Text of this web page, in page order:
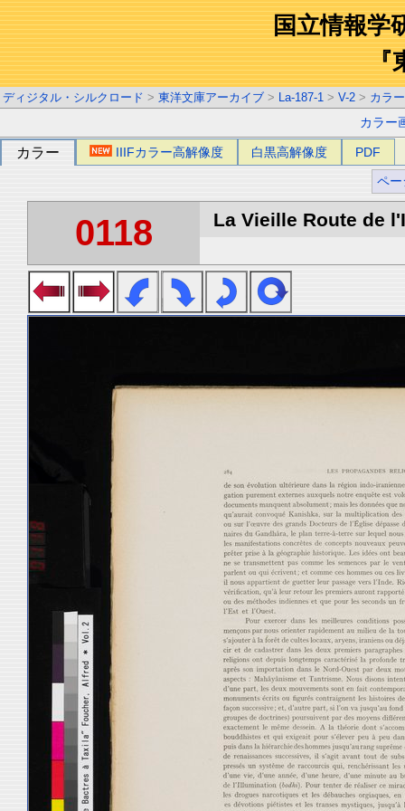
国立情報学
『
ディジタル・シルクロード > 東洋文庫アーカイブ > La-187-1 > V-2 > カラ
カラー
カラー IIIFカラー高解像度 白黒高解像度 PDF
ペー
0118 La Vieille Route de